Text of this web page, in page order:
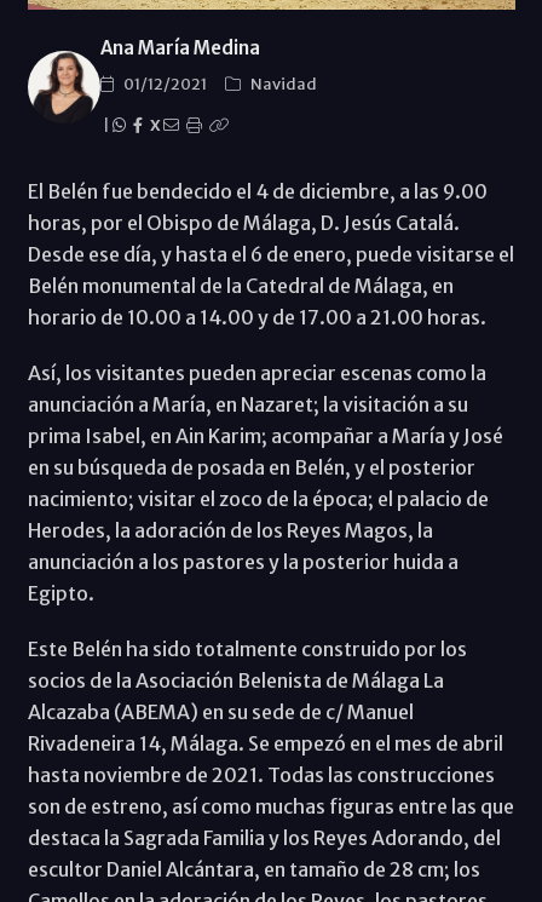
Ana María Medina
01/12/2021
Navidad
X
El Belén fue bendecido el 4 de diciembre, a las 9.00
horas, por el Obispo de Málaga, D. Jesús Catalá.
Desde ese día, y hasta el 6 de enero, puede visitarse el
Belén monumental de la Catedral de Málaga, en
horario de 10.00 a 14.00 y de 17.00 a 21.00 horas.
Así, los visitantes pueden apreciar escenas como la
anunciación a María, en Nazaret; la visitación a su
prima Isabel, en Ain Karim; acompañar a María y José
en su búsqueda de posada en Belén, y el posterior
nacimiento; visitar el zoco de la época; el palacio de
Herodes, la adoración de los Reyes Magos, la
anunciación a los pastores y la posterior huida a
Egipto.
Este Belén ha sido totalmente construido por los
socios de la Asociación Belenista de Málaga La
Alcazaba (ABEMA) en su sede de c/ Manuel
Rivadeneira 14, Málaga. Se empezó en el mes de abril
hasta noviembre de 2021. Todas las construcciones
son de estreno, así como muchas figuras entre las que
destaca la Sagrada Familia y los Reyes Adorando, del
escultor Daniel Alcántara, en tamaño de 28 cm; los